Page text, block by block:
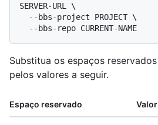
SERVER-URL \
Substitua os espaços
pelos valores a seguir.
Espaço reservado Valor